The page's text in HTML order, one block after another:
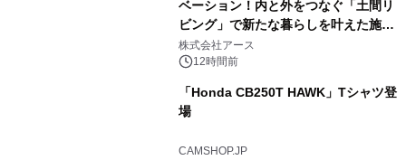
ベーション！内と外をつなぐ「土間リ
ビング」で新たな暮らしを叶えた施工
事例を株式会社アースが公開
株式会社アース
12時間前
「Honda CB250T HAWK」Tシャツ登
場
CAMSHOP.JP